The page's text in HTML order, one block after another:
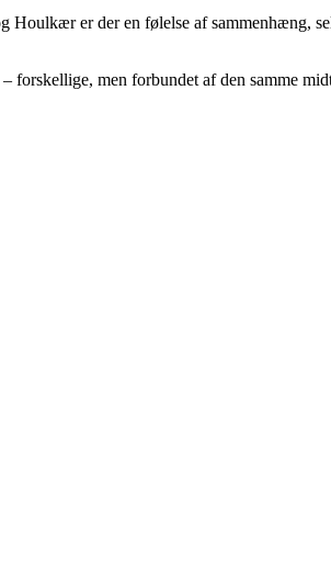
er der en følelse af sammenhæng,
men forbundet af den samme